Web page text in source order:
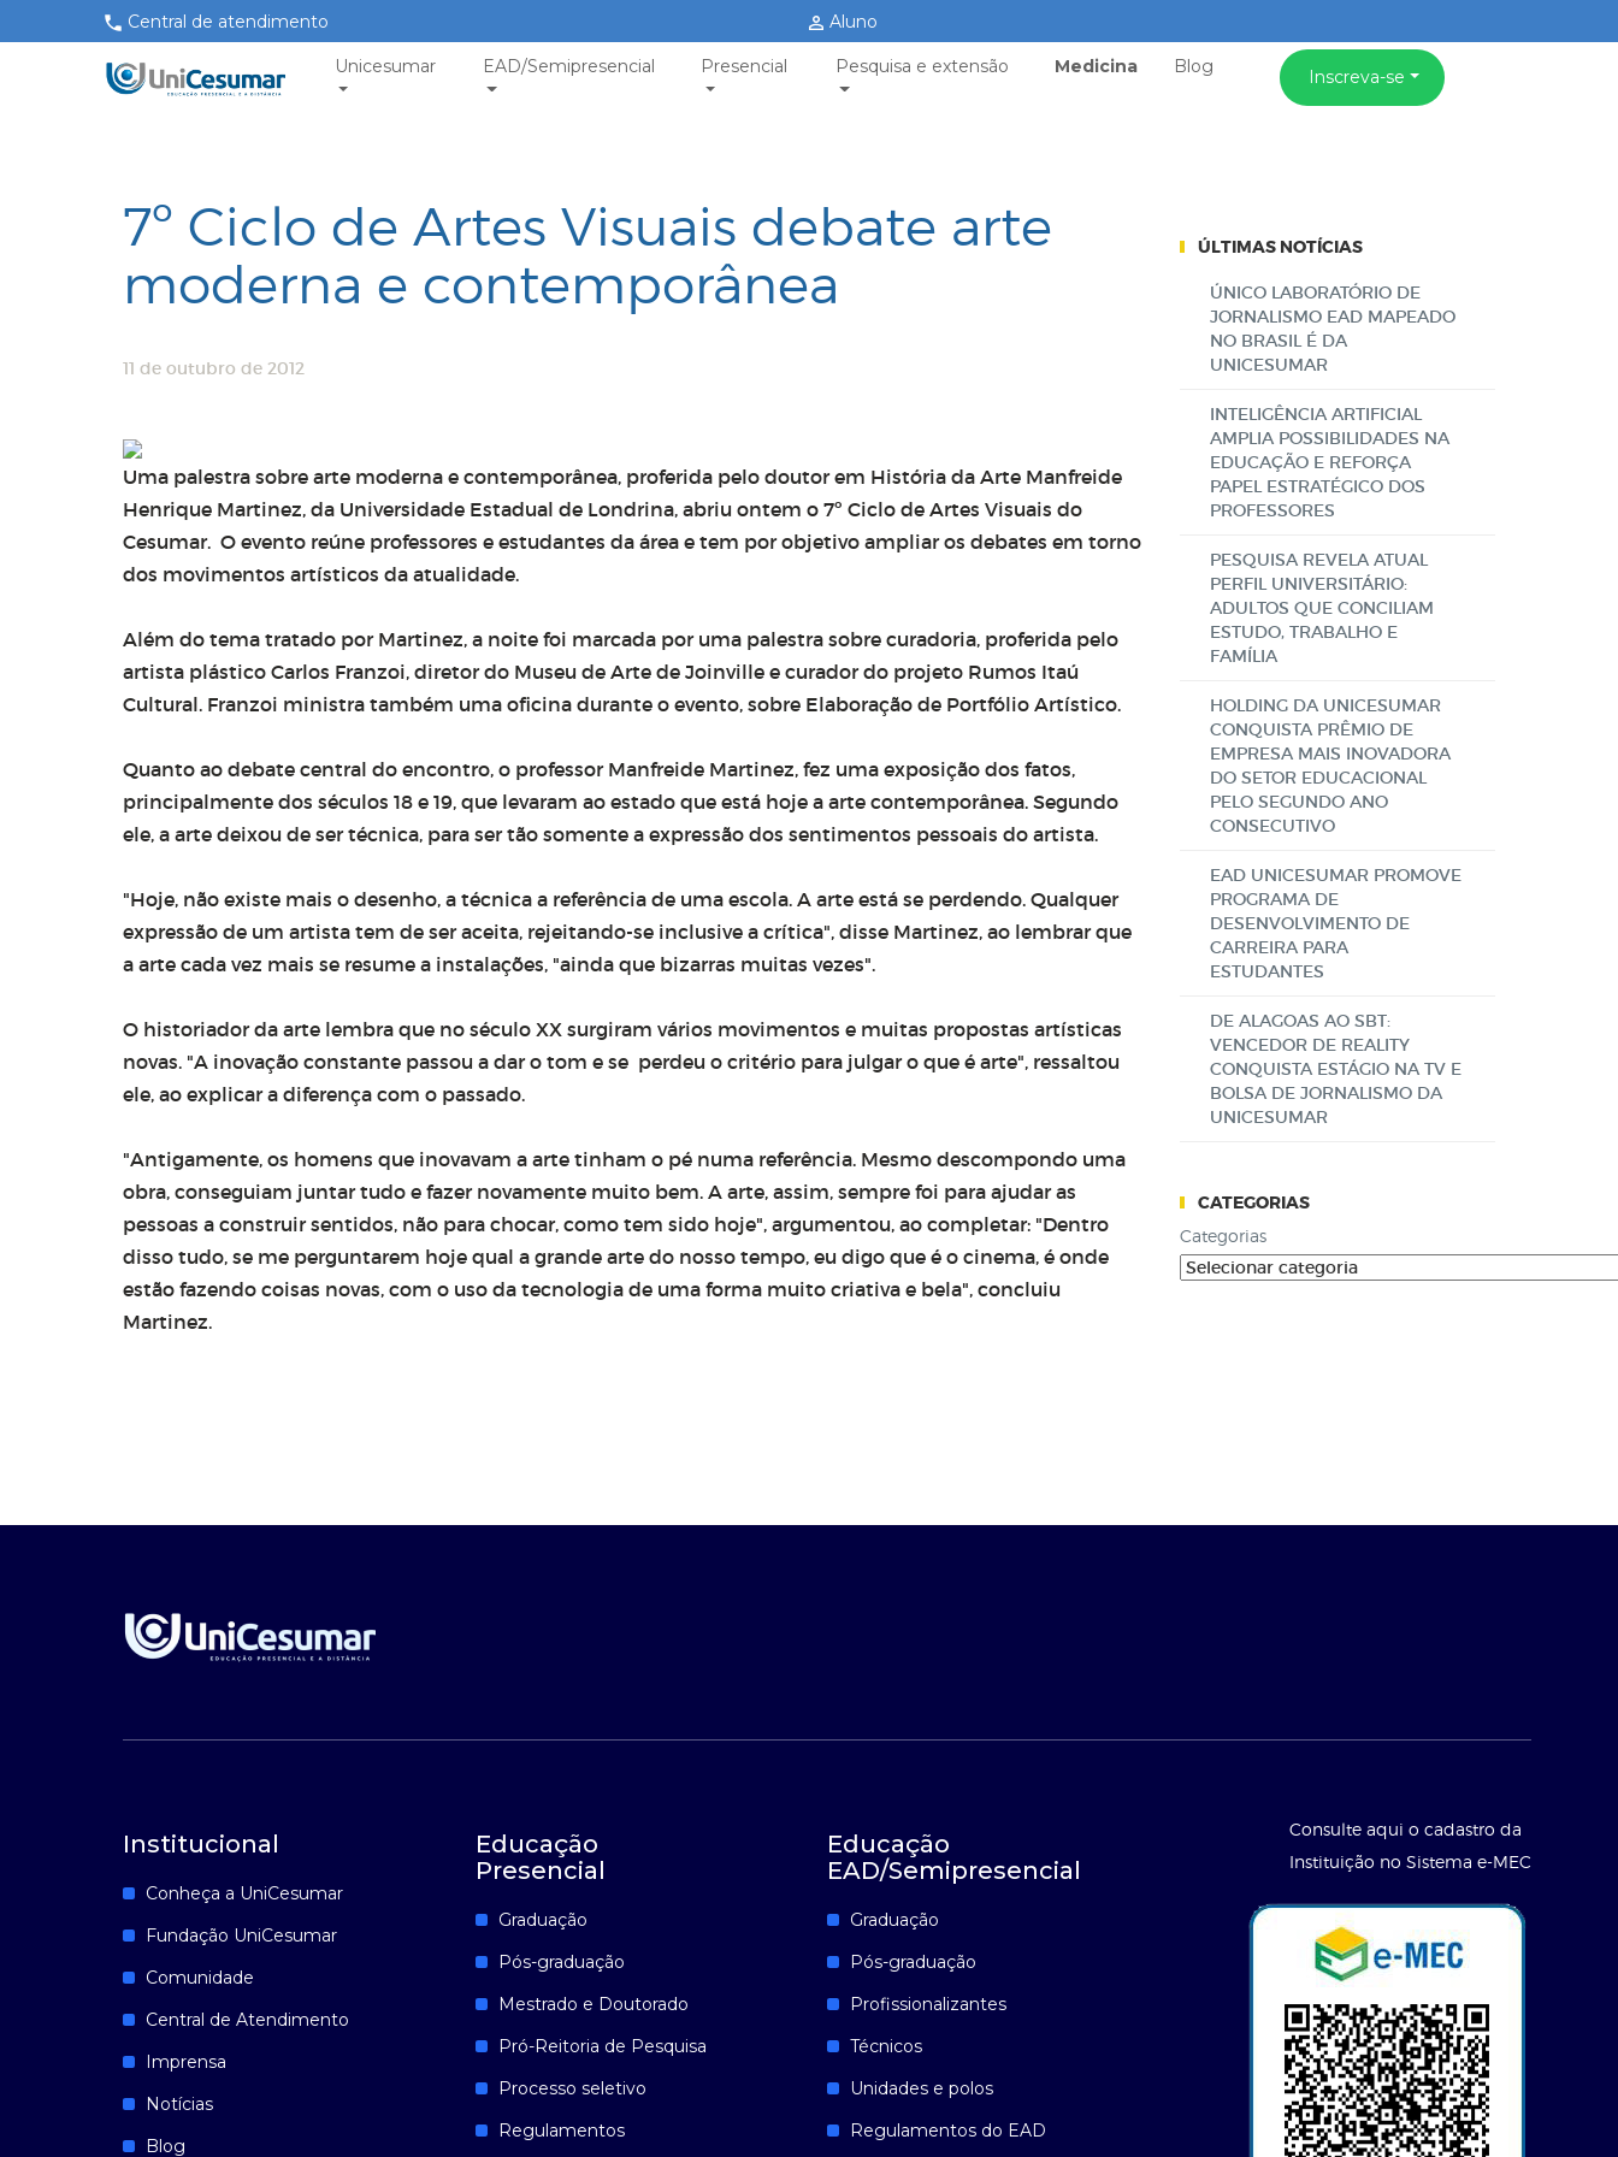
Central de atendimento Aluno
Unicesumar EAD/Semipresencial Presencial Pesquisa e extensão Medicina Blog Inscreva-se
7º Ciclo de Artes Visuais debate arte
moderna e contemporânea
11 de outubro de 2012
Uma palestra sobre arte moderna e contemporânea, proferida pelo doutor em História da Arte Manfreide
Henrique Martinez, da Universidade Estadual de Londrina, abriu ontem o 7º Ciclo de Artes Visuais do
Cesumar. O evento reúne professores e estudantes da área e tem por objetivo ampliar os debates em torno
dos movimentos artísticos da atualidade.
Além do tema tratado por Martinez, a noite foi marcada por uma palestra sobre curadoria, proferida pelo
artista plástico Carlos Franzoi, diretor do Museu de Arte de Joinville e curador do projeto Rumos Itaú
Cultural. Franzoi ministra também uma oficina durante o evento, sobre Elaboração de Portfólio Artístico.
Quanto ao debate central do encontro, o professor Manfreide Martinez, fez uma exposição dos fatos,
principalmente dos séculos 18 e 19, que levaram ao estado que está hoje a arte contemporânea. Segundo
ele, a arte deixou de ser técnica, para ser tão somente a expressão dos sentimentos pessoais do artista.
"Hoje, não existe mais o desenho, a técnica a referência de uma escola. A arte está se perdendo. Qualquer
expressão de um artista tem de ser aceita, rejeitando-se inclusive a crítica", disse Martinez, ao lembrar que
a arte cada vez mais se resume a instalações, "ainda que bizarras muitas vezes".
O historiador da arte lembra que no século XX surgiram vários movimentos e muitas propostas artísticas
novas. "A inovação constante passou a dar o tom e se perdeu o critério para julgar o que é arte", ressaltou
ele, ao explicar a diferença com o passado.
"Antigamente, os homens que inovavam a arte tinham o pé numa referência. Mesmo descompondo uma
obra, conseguiam juntar tudo e fazer novamente muito bem. A arte, assim, sempre foi para ajudar as
pessoas a construir sentidos, não para chocar, como tem sido hoje", argumentou, ao completar: "Dentro
disso tudo, se me perguntarem hoje qual a grande arte do nosso tempo, eu digo que é o cinema, é onde
estão fazendo coisas novas, com o uso da tecnologia de uma forma muito criativa e bela", concluiu
Martinez.
ÚLTIMAS NOTÍCIAS
ÚNICO LABORATÓRIO DE
JORNALISMO EAD MAPEADO
NO BRASIL É DA
UNICESUMAR
INTELIGÊNCIA ARTIFICIAL
AMPLIA POSSIBILIDADES NA
EDUCAÇÃO E REFORÇA
PAPEL ESTRATÉGICO DOS
PROFESSORES
PESQUISA REVELA ATUAL
PERFIL UNIVERSITÁRIO:
ADULTOS QUE CONCILIAM
ESTUDO, TRABALHO E
FAMÍLIA
HOLDING DA UNICESUMAR
CONQUISTA PRÊMIO DE
EMPRESA MAIS INOVADORA
DO SETOR EDUCACIONAL
PELO SEGUNDO ANO
CONSECUTIVO
EAD UNICESUMAR PROMOVE
PROGRAMA DE
DESENVOLVIMENTO DE
CARREIRA PARA
ESTUDANTES
DE ALAGOAS AO SBT:
VENCEDOR DE REALITY
CONQUISTA ESTÁGIO NA TV E
BOLSA DE JORNALISMO DA
UNICESUMAR
CATEGORIAS
Categorias
Institucional
Conheça a UniCesumar
Fundação UniCesumar
Comunidade
Central de Atendimento
Imprensa
Notícias
Blog
Educação
Presencial
Graduação
Pós-graduação
Mestrado e Doutorado
Pró-Reitoria de Pesquisa
Processo seletivo
Regulamentos
Educação
EAD/Semipresencial
Graduação
Pós-graduação
Profissionalizantes
Técnicos
Unidades e polos
Regulamentos do EAD
Consulte aqui o cadastro da
Instituição no Sistema e-MEC